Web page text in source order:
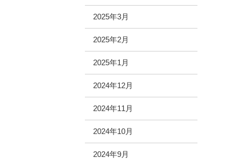
2025年3月
2025年2月
2025年1月
2024年12月
2024年11月
2024年10月
2024年9月